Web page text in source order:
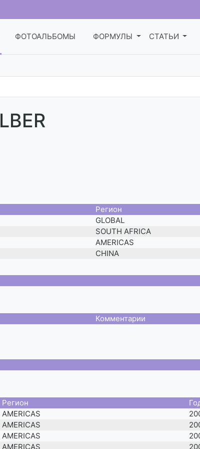
ФОТОАЛЬБОМЫ ФОРМУЛЫ СТАТЬИ
Регион
GLOBAL
SOUTH AFRICA
AMERICAS
CHINA
Комментарии
Регион
AMERICAS
AMERICAS
AMERICAS
AMERICAS